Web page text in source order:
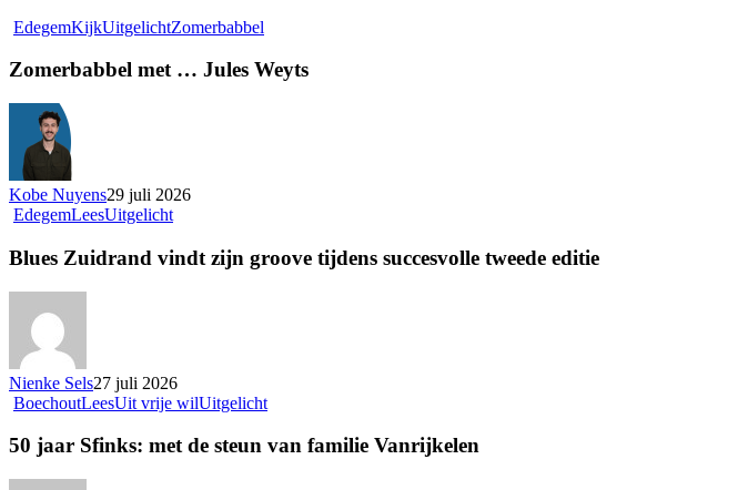
EdegemKijkUitgelichtZomerbabbel
Zomerbabbel met … Jules Weyts
Kobe Nuyens29 juli 2026
EdegemLeesUitgelicht
Blues Zuidrand vindt zijn groove tijdens succesvolle tweede editie
Nienke Sels27 juli 2026
BoechoutLeesUit vrije wilUitgelicht
50 jaar Sfinks: met de steun van familie Vanrijkelen